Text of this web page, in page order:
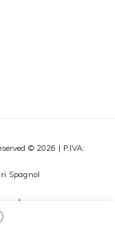
© 2026 | P.IVA:
Spagnol
IBS.it e Amazon EU,